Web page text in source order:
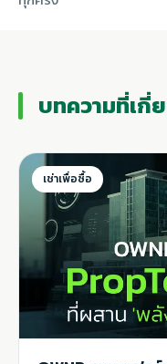
บทความที่เกี่
เช่าเพื่อซื้อ